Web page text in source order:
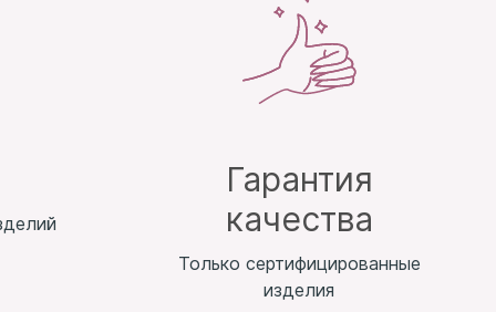
Гарантия
качества
Только сертифицированные
изделия